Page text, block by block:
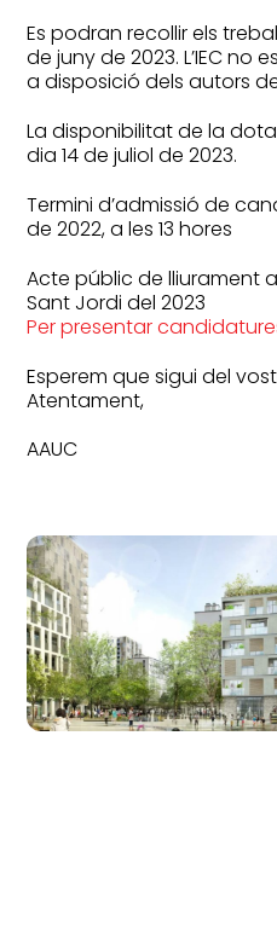
Es podran recollir els
de juny de 2023. L’IEC
a disposició dels autors
La disponibilitat de la
dia 14 de juliol de 2023.
Termini d’admissió de
de 2022, a les 13 hores
Acte públic de lliurament
Sant Jordi del 2023
Per presentar
Esperem que sigui del
Atentament,
AAUC